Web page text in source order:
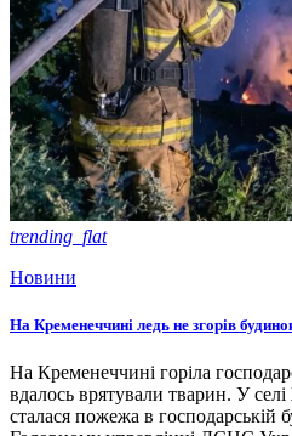
trending_flat
Новини
На Кременеччині ледь не згорів
На Кременеччині горіла
вдалось врятували тварин. У
сталася пожежа в господарській